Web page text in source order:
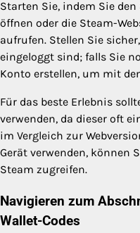
Starten Sie, indem Sie
öffnen oder die Steam-
aufrufen. Stellen Sie
eingeloggt sind; falls Sie
Konto erstellen, um mit
Für das beste Erlebnis
verwenden, da dieser oft
im Vergleich zur
Gerät verwenden, können
Steam zugreifen.
Navigieren zum
Wallet-Codes